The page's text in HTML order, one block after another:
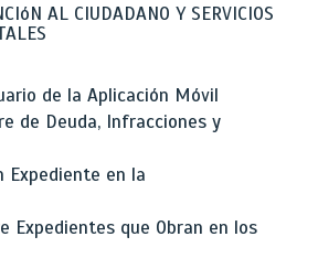
AL CIUDADANO Y SERVICIOS
de la Aplicación Móvil
de Deuda, Infracciones y
Expediente en la
Expedientes que Obran en los